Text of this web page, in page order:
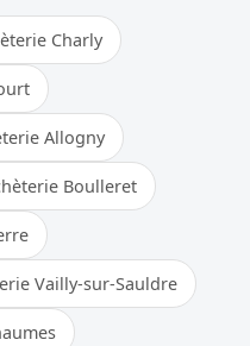
Charly
Allogny
Boulleret
Vailly-sur-Sauldre